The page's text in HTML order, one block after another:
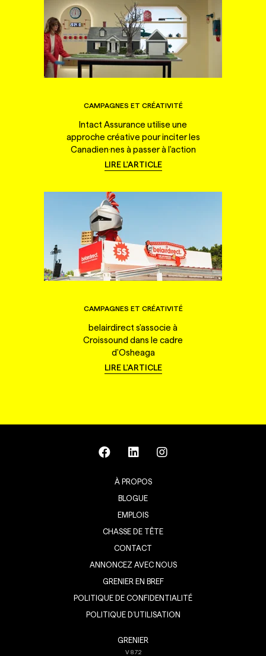
CAMPAGNES ET CRÉATIVITÉ
Intact Assurance utilise une
approche créative pour inciter les
Canadien·nes à passer à l'action
LIRE L'ARTICLE
CAMPAGNES ET CRÉATIVITÉ
belairdirect s'associe à
Croissound dans le cadre
d'Osheaga
LIRE L'ARTICLE
À PROPOS
BLOGUE
EMPLOIS
CHASSE DE TÊTE
CONTACT
ANNONCEZ AVEC NOUS
GRENIER EN BREF
POLITIQUE DE CONFIDENTIALITÉ
POLITIQUE D’UTILISATION
GRENIER
V8.7.2